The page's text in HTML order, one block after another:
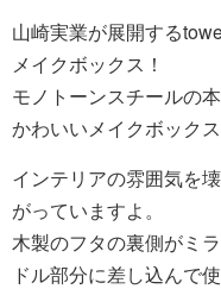
山崎実業が展開する
メイクボックス！
モノトーンスチールの
かわいいメイクボックス
インテリアの雰囲気を
がっていますよ。
木製のフタの裏側がミ
ドル部分に差し込んで使